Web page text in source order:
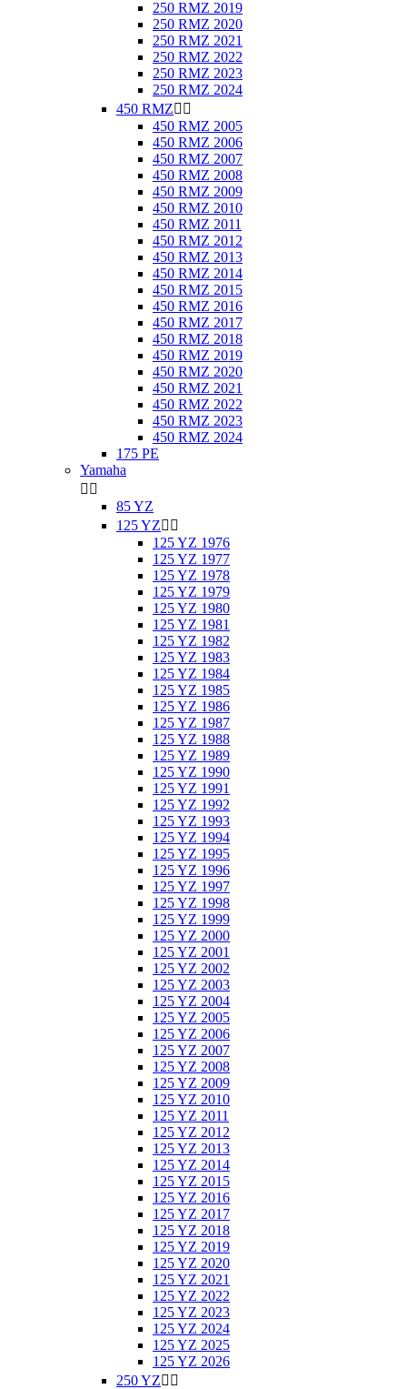
250 RMZ 2019
250 RMZ 2020
250 RMZ 2021
250 RMZ 2022
250 RMZ 2023
250 RMZ 2024
450 RMZ 
450 RMZ 2005
450 RMZ 2006
450 RMZ 2007
450 RMZ 2008
450 RMZ 2009
450 RMZ 2010
450 RMZ 2011
450 RMZ 2012
450 RMZ 2013
450 RMZ 2014
450 RMZ 2015
450 RMZ 2016
450 RMZ 2017
450 RMZ 2018
450 RMZ 2019
450 RMZ 2020
450 RMZ 2021
450 RMZ 2022
450 RMZ 2023
450 RMZ 2024
175 PE
Yamaha
 
85 YZ
125 YZ 
125 YZ 1976
125 YZ 1977
125 YZ 1978
125 YZ 1979
125 YZ 1980
125 YZ 1981
125 YZ 1982
125 YZ 1983
125 YZ 1984
125 YZ 1985
125 YZ 1986
125 YZ 1987
125 YZ 1988
125 YZ 1989
125 YZ 1990
125 YZ 1991
125 YZ 1992
125 YZ 1993
125 YZ 1994
125 YZ 1995
125 YZ 1996
125 YZ 1997
125 YZ 1998
125 YZ 1999
125 YZ 2000
125 YZ 2001
125 YZ 2002
125 YZ 2003
125 YZ 2004
125 YZ 2005
125 YZ 2006
125 YZ 2007
125 YZ 2008
125 YZ 2009
125 YZ 2010
125 YZ 2011
125 YZ 2012
125 YZ 2013
125 YZ 2014
125 YZ 2015
125 YZ 2016
125 YZ 2017
125 YZ 2018
125 YZ 2019
125 YZ 2020
125 YZ 2021
125 YZ 2022
125 YZ 2023
125 YZ 2024
125 YZ 2025
125 YZ 2026
250 YZ 